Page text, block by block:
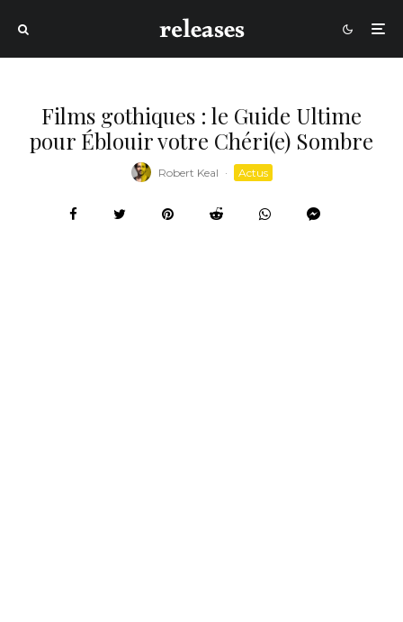
Films gothiques : le Guide Ultime
pour Éblouir votre Chéri(e) Sombre
Robert Keal · Actus